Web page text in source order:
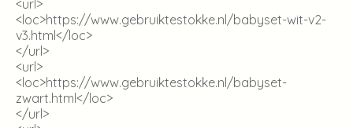
<url>
<loc>https://www.gebruiktestokke.nl/babyset-wit-v2-
v3.html</loc>
</url>
<url>
<loc>https://www.gebruiktestokke.nl/babyset-
zwart.html</loc>
</url>